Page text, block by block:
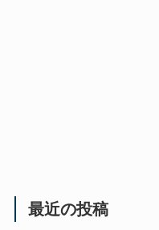
最近の投稿